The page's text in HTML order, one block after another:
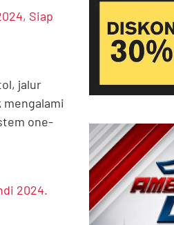
Siap
jalur
mengalami
one-
2024.